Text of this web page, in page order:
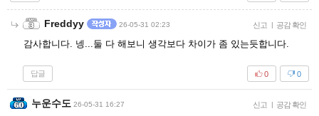
Freddyy 26-05-31 02:23 신고 | 공감 확인
감사합니다. 넹...둘 다 해보니 생각보다 차이가 좀 있는듯합니다.
답글 0
0
누운수도 26-05-31 16:27 신고 | 공감 확인